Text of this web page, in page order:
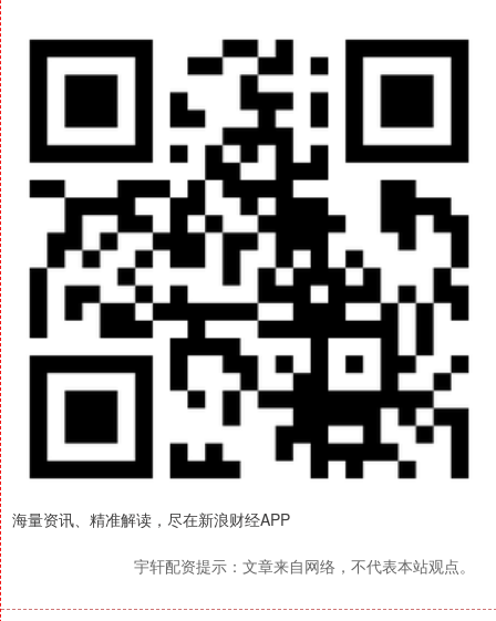
海量资讯、精准解读，尽在新浪财经APP
宇轩配资提示：文章来自网络，不代表本站观点。